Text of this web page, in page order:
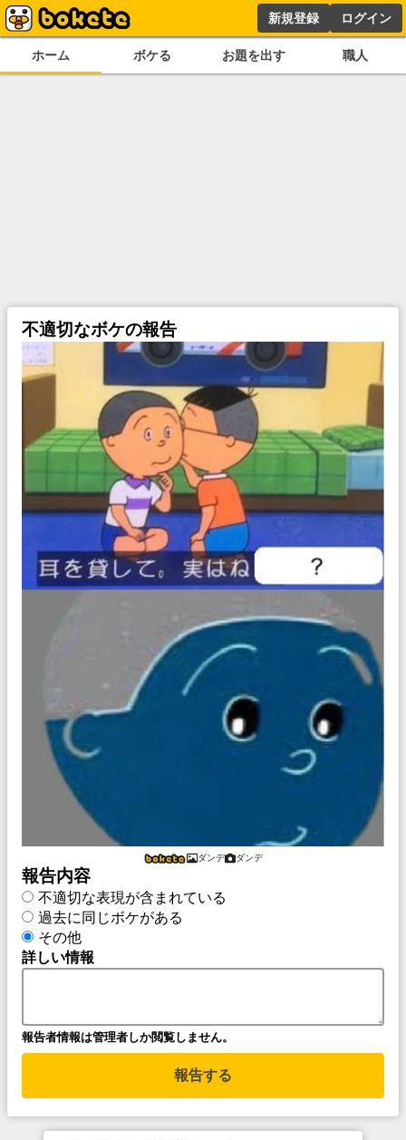
新規登録 ログイン
ホーム ボケる お題を出す 職人
不適切なボケの報告
ダンデ ダンデ
報告内容
不適切な表現が含まれている
過去に同じボケがある
その他
詳しい情報
報告者情報は管理者しか閲覧しません。
報告する